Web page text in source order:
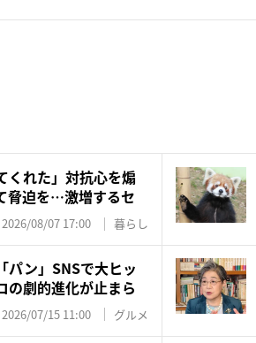
くれた」対抗心を煽
脅迫を…激増するセ
2026/08/07 17:00 暮らし
パン」SNSで大ヒッ
の劇的進化が止まら
2026/07/15 11:00 グルメ